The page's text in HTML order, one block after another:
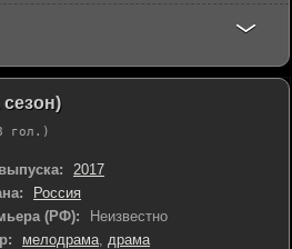
гол.)
2017
Россия
(РФ):
Неизвестно
мелодрама, драма